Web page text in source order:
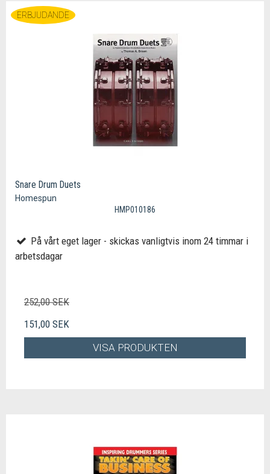
ERBJUDANDE
Snare Drum Duets
Homespun
HMP010186
På vårt eget lager - skickas vanligtvis inom 24 timmar i
arbetsdagar
252,00 SEK
151,00 SEK
VISA PRODUKTEN